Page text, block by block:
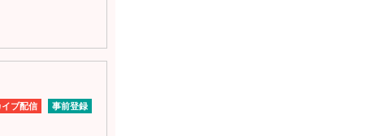
事前登録
イブ配信